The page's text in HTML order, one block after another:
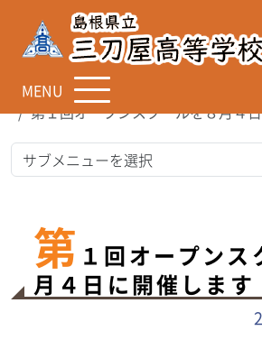
MENU
TOP
お知らせ
第１回オープンスクールを８月４
第 １回オープンス
月４日に開催します